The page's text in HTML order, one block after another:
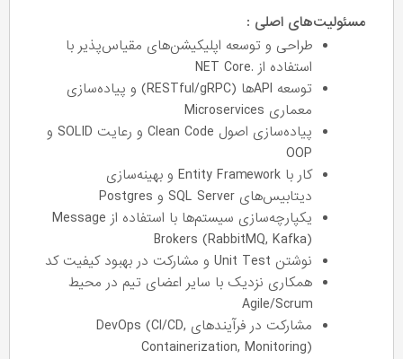
مسئولیت‌های اصلی :
طراحی و توسعه اپلیکیشن‌های مقیاس‌پذیر با
استفاده از .NET Core
توسعه APIها (RESTful/gRPC) و پیاده‌سازی
معماری Microservices
پیاده‌سازی اصول Clean Code و رعایت SOLID و
OOP
کار با Entity Framework و بهینه‌سازی
دیتابیس‌های SQL Server و Postgres
یکپارچه‌سازی سیستم‌ها با استفاده از Message
Brokers (RabbitMQ, Kafka)
نوشتن Unit Test و مشارکت در بهبود کیفیت کد
همکاری نزدیک با سایر اعضای تیم در محیط
Agile/Scrum
مشارکت در فرآیندهای DevOps (CI/CD,
Containerization, Monitoring)